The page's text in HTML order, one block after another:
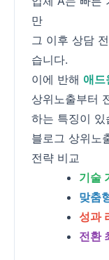
만
그 이후 상담
습니다.
이에 반해 애드
상위노출부터
하는 특징이 있
블로그 상위노
전략 비교
기술
맞춤
성과
전환